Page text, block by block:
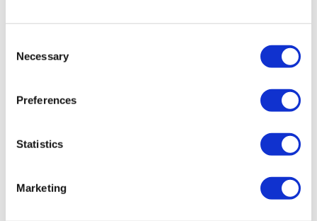
Selection
Necessary
Preferences
Statistics
Marketing
Brustimplantate Türkei
Zahnimplantat Türkei
Fettabsaugung Türkei
Bariatrische Chirurgie Türkei
Brazilian Butt Lift Türkei